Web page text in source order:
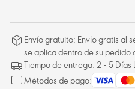
Envío gratuito: Envío gratis al
se aplica dentro de su pedido
Tiempo de entrega: 2 - 5 Días
Métodos de pago: